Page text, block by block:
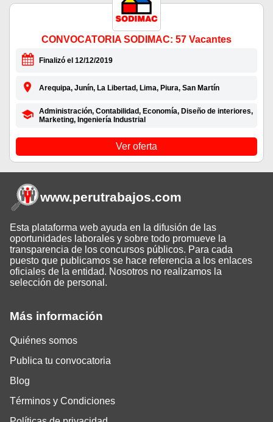
CONVOCATORIA SODIMAC: 57 Vacantes
Finalizó el 12/12/2019
Arequipa, Junín, La Libertad, Lima, Piura, San Martín
Administración, Contabilidad, Economía, Diseño de interiores,
Marketing, Ingeniería Industrial
Ver oferta
Más información
Quiénes somos
Publica tu convocatoria
Blog
Términos y Condiciones
www.perutrabajos.com
Esta plataforma web ayuda en la difusión de las
oportunidades laborales y sobre todo promueve la
transparencia de los concursos públicos. Para cada
puesto que publicamos se hace referencia a los enlaces
oficiales de la entidad. Nosotros no realizamos la
selección de personal.